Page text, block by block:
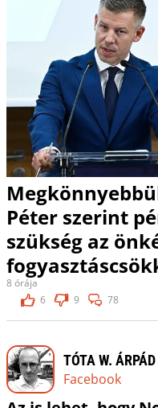
Péter szerint
szükség az
8 órája
6
9 78
TÓTA W. ÁRPÁD
Facebook